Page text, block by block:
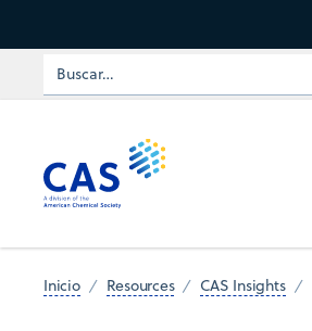
Inicio Resources CAS Insights